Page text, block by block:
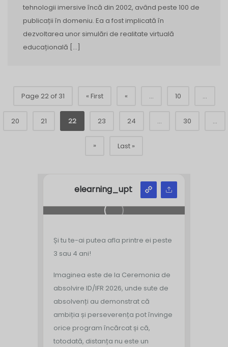
tehnologii imersive încă din 2002, având peste 100 de
publicații în domeniu. Ea a fost implicată în
dezvoltarea unor simulări de realitate virtuală
educațională […]
Page 22 of 31 « First « ... 10 ...
20 21 22 23 24 ... 30 ...
» Last »
elearning_upt
Și tu te-ai putea afla printre ei peste
3 sau 4 ani!
Imaginea este de la Ceremonia de
absolvire ID/IFR 2026, unde sute de
absolvenți au demonstrat că
ambiția și perseverența pot învinge
orice program încărcat și că,
totodată, distanța nu este un